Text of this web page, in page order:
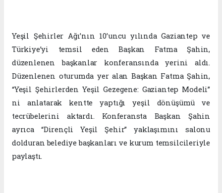
Yeşil Şehirler Ağı’nın 10’uncu yılında Gaziantep ve
Türkiye’yi temsil eden Başkan Fatma Şahin,
düzenlenen başkanlar konferansında yerini aldı.
Düzenlenen oturumda yer alan Başkan Fatma Şahin,
“Yeşil Şehirlerden Yeşil Gezegene: Gaziantep Modeli”
ni anlatarak kentte yaptığı yeşil dönüşümü ve
tecrübelerini aktardı. Konferansta Başkan Şahin
ayrıca “Dirençli Yeşil Şehir” yaklaşımını salonu
dolduran belediye başkanları ve kurum temsilcileriyle
paylaştı.